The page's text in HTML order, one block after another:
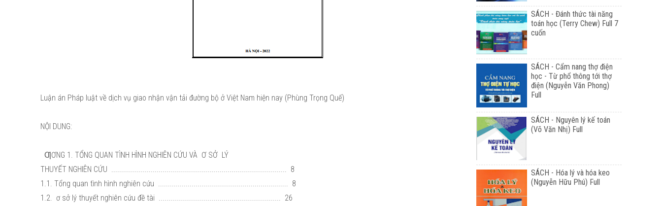
Luận án Pháp luật về dịch vụ giao nhận vận tải đường bộ ở Việt Nam hiện nay (Phùng Trọng Quế)
NỘI DUNG:
ƢƠNG 1. TỔNG QUAN TÌNH HÌNH NGHIÊN CỨU VÀ Ơ SỞ LÝ
THUYẾT NGHIÊN CỨU ......................................................................................... 8
1.1. Tổng quan tình hình nghiên cứu .................................................................. 8
1.2. ơ sở lý thuyết nghiên cứu đề tài .............................................................. 26
SÁCH - Đánh thức tài năng
toán học (Terry Chew) Full 7
cuốn
SÁCH - Cẩm nang thợ điện
học - Từ phổ thông tới thợ
điện (Nguyễn Văn Phong)
Full
SÁCH - Nguyên lý kế toán
(Võ Văn Nhị) Full
SÁCH - Hóa lý và hóa keo
(Nguyễn Hữu Phú) Full